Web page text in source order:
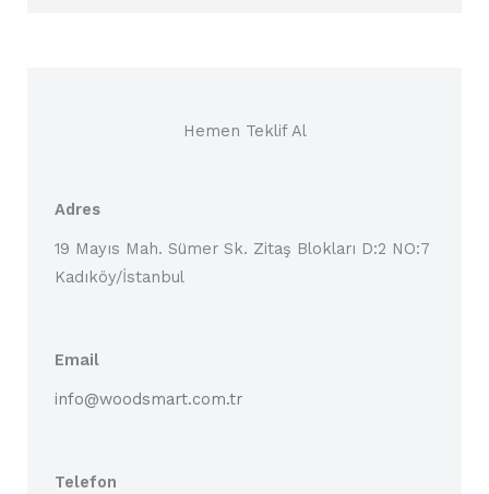
Hemen Teklif Al
Adres
19 Mayıs Mah. Sümer Sk. Zitaş Blokları D:2 NO:7
Kadıköy/İstanbul
Email
info@woodsmart.com.tr
Telefon